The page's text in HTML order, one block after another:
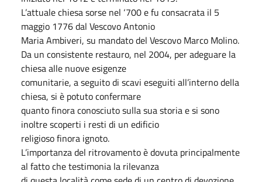
L’attuale chiesa sorse nel ‘700 e fu consacrata il 5
maggio 1776 dal Vescovo Antonio
Maria Ambiveri, su mandato del Vescovo Marco Molino.
Da un consistente restauro, nel 2004, per adeguare la
chiesa alle nuove esigenze
comunitarie, a seguito di scavi eseguiti all’interno della
chiesa, si è potuto confermare
quanto finora conosciuto sulla sua storia e si sono
inoltre scoperti i resti di un edificio
religioso finora ignoto.
L’importanza del ritrovamento è dovuta principalmente
al fatto che testimonia la rilevanza